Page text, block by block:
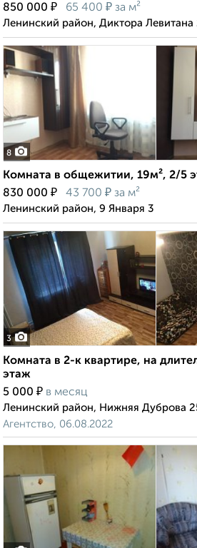
850 000 ₽ 65 400 ₽ за м²
Ленинский район, Диктора Левитана
8
Комната в общежитии, 19м², 2/5
830 000 ₽ 43 700 ₽ за м²
Ленинский район, 9 Января 3
3
Комната в 2-к квартире, на
этаж
5 000 ₽ в месяц
Ленинский район, Нижняя Дуброва
Агентство, 06.08.2022